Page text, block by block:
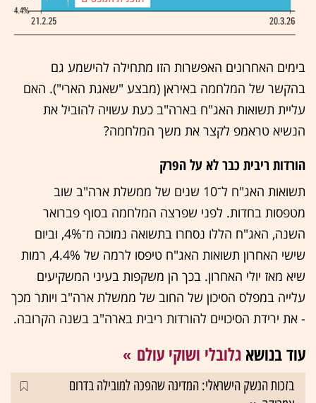
בימים האחרונים האפשרות הזו מתחילה להישמע גם
בהקשר של המלחמה באיראן (מבצע "שאגת הארי"). האם
עליית תשואות האג"ח בארה"ב כעת עשויה להוביל את
הנשיא טראמפ לקצר את משך המלחמה?
הורדות ריבית כבר לא על הפרק
תשואות האג"ח ל־10 שנים של ממשלת ארה"ב שוב
מטפסות בחדות. לפני שפרצה המלחמה בסוף פברואר
השנה, האג"ח הללו נסחרו בתשואה נמוכה מ־4%, וביום
שישי האחרון תשואות האג"ח טיפסו לרמה של 4.4%, רמות
שיא מאז יולי האחרון. בכך הן משקפות בעיני המשקיעים
עלייה במפלס הסיכון של החוב של ממשלת ארה"ב ויותר מכך
- את ירידת הסיכויים להורדות ריבית בארה"ב בשנה הקרובה.
עוד בנושא גלובלי ושוקי עולם
בזכות הנשק הישראלי: המדינה שהפכה למובילה בדרום